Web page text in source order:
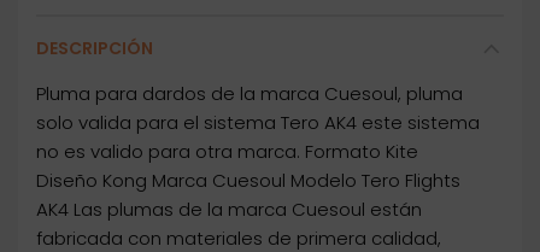
DESCRIPCIÓN
Pluma para dardos de la marca Cuesoul, pluma
solo valida para el sistema Tero AK4 este sistema
no es valido para otra marca. Formato Kite
Diseño Kong Marca Cuesoul Modelo Tero Flights
AK4 Las plumas de la marca Cuesoul están
fabricada con materiales de primera calidad,